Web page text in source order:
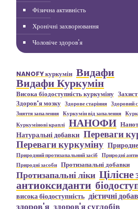
Фізична активність
Хронічні захворювання
Чоловіче здоров'я
NANOFY куркумін Видафи
Видафи Куркумін
Висока біодоступність куркуміну
Здоров'я мозку Здорове старіння Здоровий
Зняття запалення Куркумін від запалення
Куркумінові краплі НАНОФИ
Натуральні добавки Переваги
Переваги куркуміну
Природний протизапальний засіб Природні
Природні засоби Протизапальні добавки
Протизапальні ліки Цілісне
антиоксиданти
висока біодоступність дієтичні
здоров'я здоров'я суглобів